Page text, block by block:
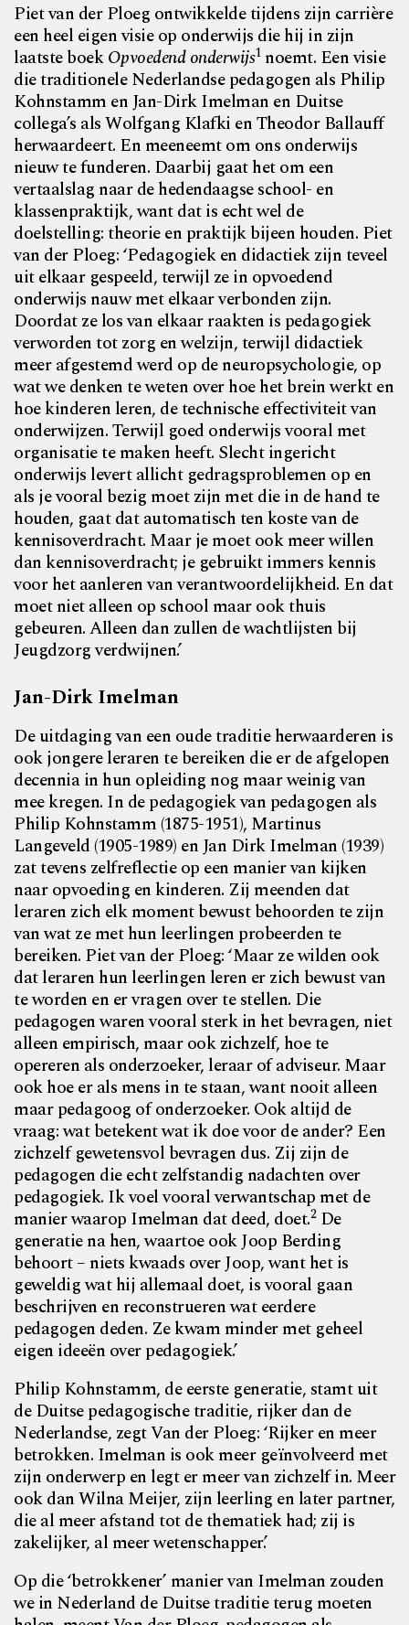
Piet van der Ploeg ontwikkelde tijdens zijn carrière
een heel eigen visie op onderwijs die hij in zijn
laatste boekOpvoedend onderwijs1noemt. Een visie
die traditionele Nederlandse pedagogen als Philip
Kohnstamm en Jan-Dirk Imelman en Duitse
collega’s als Wolfgang Klafki en Theodor Ballauff
herwaardeert. En meeneemt om ons onderwijs
nieuw te funderen. Daarbij gaat het om een
vertaalslag naar de hedendaagse school- en
klassenpraktijk, want dat is echt wel de
doelstelling: theorie en praktijk bijeen houden. Piet
van der Ploeg: ‘Pedagogiek en didactiek zijn teveel
uit elkaar gespeeld, terwijl ze in opvoedend
onderwijs nauw met elkaar verbonden zijn.
Doordat ze los van elkaar raakten is pedagogiek
verworden tot zorg en welzijn, terwijl didactiek
meer afgestemd werd op de neuropsychologie, op
wat we denken te weten over hoe het brein werkt en
hoe kinderen leren, de technische effectiviteit van
onderwijzen. Terwijl goed onderwijs vooral met
organisatie te maken heeft. Slecht ingericht
onderwijs levert allicht gedragsproblemen op en
als je vooral bezig moet zijn met die in de hand te
houden, gaat dat automatisch ten koste van de
kennisoverdracht. Maar je moet ook meer willen
dan kennisoverdracht; je gebruikt immers kennis
voor het aanleren van verantwoordelijkheid. En dat
moet niet alleen op school maar ook thuis
gebeuren. Alleen dan zullen de wachtlijsten bij
Jeugdzorg verdwijnen.’
Jan-Dirk Imelman
De uitdaging van een oude traditie herwaarderen is
ook jongere leraren te bereiken die er de afgelopen
decennia in hun opleiding nog maar weinig van
mee kregen. In de pedagogiek van pedagogen als
Philip Kohnstamm (1875-1951), Martinus
Langeveld (1905-1989) en Jan Dirk Imelman (1939)
zat tevens zelfreflectie op een manier van kijken
naar opvoeding en kinderen. Zij meenden dat
leraren zich elk moment bewust behoorden te zijn
van wat ze met hun leerlingen probeerden te
bereiken. Piet van der Ploeg: ‘Maar ze wilden ook
dat leraren hun leerlingen leren er zich bewust van
te worden en er vragen over te stellen. Die
pedagogen waren vooral sterk in het bevragen, niet
alleen empirisch, maar ook zichzelf, hoe te
opereren als onderzoeker, leraar of adviseur. Maar
ook hoe er als mens in te staan, want nooit alleen
maar pedagoog of onderzoeker. Ook altijd de
vraag: wat betekent wat ik doe voor de ander? Een
zichzelf gewetensvol bevragen dus. Zij zijn de
pedagogen die echt zelfstandig nadachten over
pedagogiek. Ik voel vooral verwantschap met de
manier waarop Imelman dat deed, doet.2De
generatie na hen, waartoe ook Joop Berding
behoort – niets kwaads over Joop, want het is
geweldig wat hij allemaal doet, is vooral gaan
beschrijven en reconstrueren wat eerdere
pedagogen deden. Ze kwam minder met geheel
eigen ideeën over pedagogiek.’
Philip Kohnstamm, de eerste generatie, stamt uit
de Duitse pedagogische traditie, rijker dan de
Nederlandse, zegt Van der Ploeg: ‘Rijker en meer
betrokken. Imelman is ook meer geïnvolveerd met
zijn onderwerp en legt er meer van zichzelf in. Meer
ook dan Wilna Meijer, zijn leerling en later partner,
die al meer afstand tot dethematiek had; zij is
zakelijker, al meer wetenschapper.’
Op die ‘betrokkener’ manier van Imelman zouden
we in Nederland de Duitse traditie terug moeten